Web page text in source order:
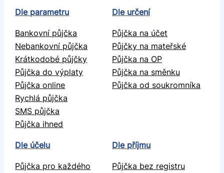
Dle parametru
Bankovní půjčka
Nebankovní půjčka
Krátkodobé půjčky
Půjčka do výplaty
Půjčka online
Rychlá půjčka
SMS půjčka
Půjčka ihned
Dle určení
Půjčka na účet
Půjčky na mateřské
Půjčka na OP
Půjčka na směnku
Půjčka od soukromníka
Dle účelu
Půjčka pro každého
Dle příjmu
Půjčka bez registru